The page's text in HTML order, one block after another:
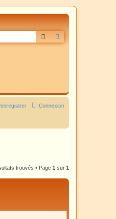
Rechercher
Connexion
trouvés • Page 1 sur 1